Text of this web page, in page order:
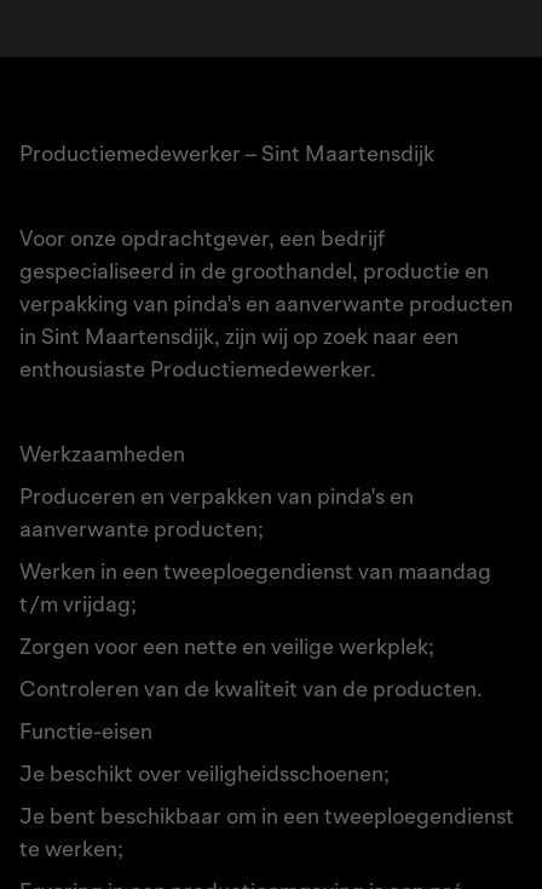
Productiemedewerker – Sint Maartensdijk
Voor onze opdrachtgever, een bedrijf
gespecialiseerd in de groothandel, productie en
verpakking van pinda's en aanverwante producten
in Sint Maartensdijk, zijn wij op zoek naar een
enthousiaste Productiemedewerker.
Werkzaamheden
Produceren en verpakken van pinda's en
aanverwante producten;
Werken in een tweeploegendienst van maandag
t/m vrijdag;
Zorgen voor een nette en veilige werkplek;
Controleren van de kwaliteit van de producten.
Functie-eisen
Je beschikt over veiligheidsschoenen;
Je bent beschikbaar om in een tweeploegendienst
te werken;